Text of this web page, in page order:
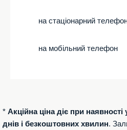
на стаціонарний
на мобільний телефон
* Акційна ціна діє при
днів і безкоштовних хвилин.